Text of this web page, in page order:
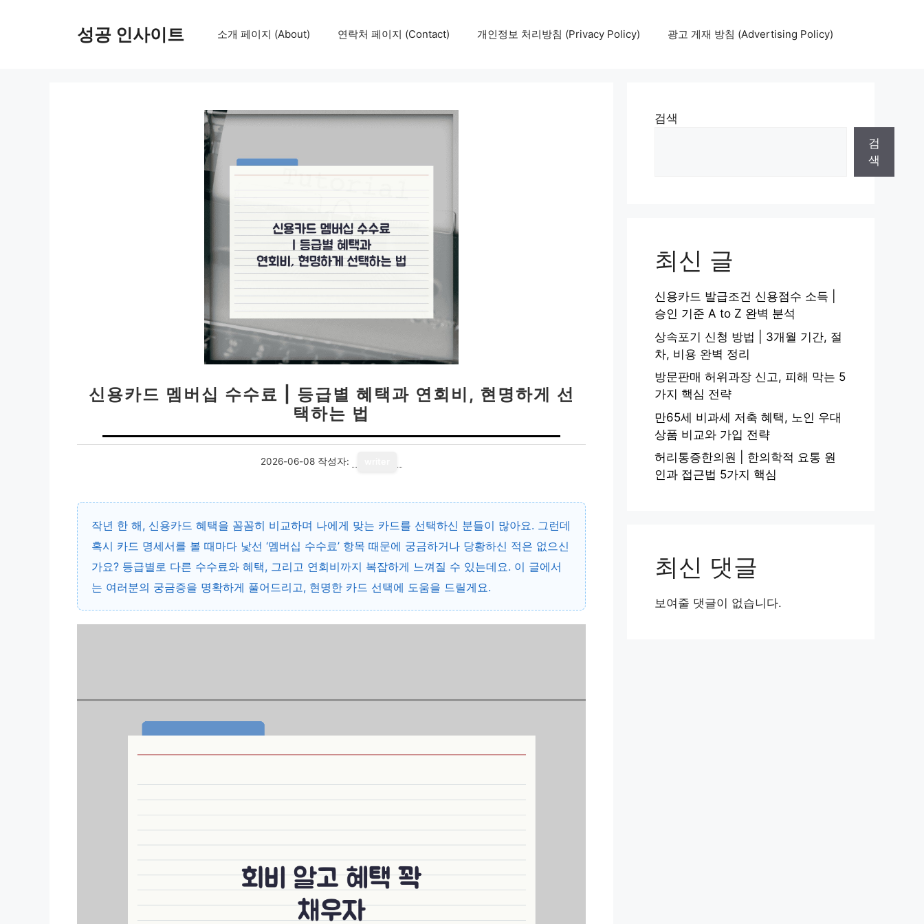
성공 인사이트 소개 페이지 (About) 연락처 페이지 (Contact) 개인정보 처리방침 (Privacy Policy) 광고 게재 방침 (Advertising Policy)
신용카드 멤버십 수수료 | 등급별 혜택과 연회비, 현명하게 선
택하는 법
2026-06-08 작성자:
작년 한 해, 신용카드 혜택을 꼼꼼히 비교하며 나에게 맞는 카드를 선택하신 분들이 많아요. 그런데
혹시 카드 명세서를 볼 때마다 낯선 ‘멤버십 수수료’ 항목 때문에 궁금하거나 당황하신 적은 없으신
가요? 등급별로 다른 수수료와 혜택, 그리고 연회비까지 복잡하게 느껴질 수 있는데요. 이 글에서
는 여러분의 궁금증을 명확하게 풀어드리고, 현명한 카드 선택에 도움을 드릴게요.
검색
검
색
최신 글
신용카드 발급조건 신용점수 소득 |
승인 기준 A to Z 완벽 분석
상속포기 신청 방법 | 3개월 기간, 절
차, 비용 완벽 정리
방문판매 허위과장 신고, 피해 막는 5
가지 핵심 전략
만65세 비과세 저축 혜택, 노인 우대
상품 비교와 가입 전략
허리통증한의원 | 한의학적 요통 원
인과 접근법 5가지 핵심
최신 댓글
보여줄 댓글이 없습니다.